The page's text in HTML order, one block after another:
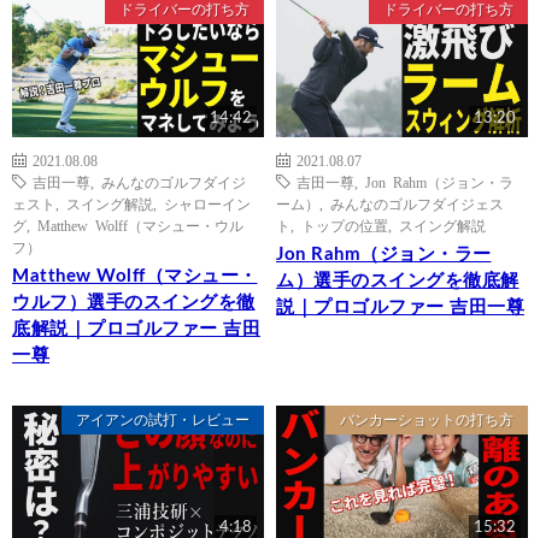
ドライバーの打ち方
14:42
2021.08.08
吉田一尊
みんなのゴルフダイジ
ェスト
スイング解説
シャローイン
グ
Matthew Wolff（マシュー・ウル
フ）
Matthew Wolff（マシュー・
ウルフ）選手のスイングを徹
底解説｜プロゴルファー 吉田
一尊
ドライバーの打ち方
13:20
2021.08.07
吉田一尊
Jon Rahm（ジョン・ラ
ーム）
みんなのゴルフダイジェス
ト
トップの位置 スイング解説
Jon Rahm（ジョン・ラー
ム）選手のスイングを徹底解
説｜プロゴルファー 吉田一尊
アイアンの試打・レビュー
4:18
バンカーショットの打ち方
15:32